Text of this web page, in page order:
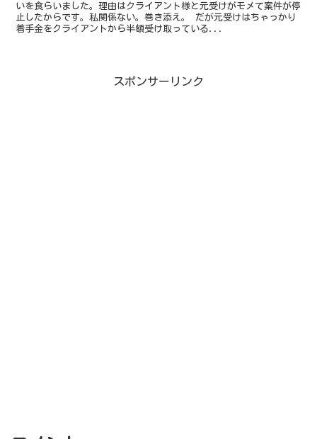
いを食らいました。理由はクライアント様と元受けがモメて案件が停
止したからです。私関係ない。巻き添え。 だが元受けはちゃっかり
着手金をクライアントから半額受け取っている...
スポンサーリンク